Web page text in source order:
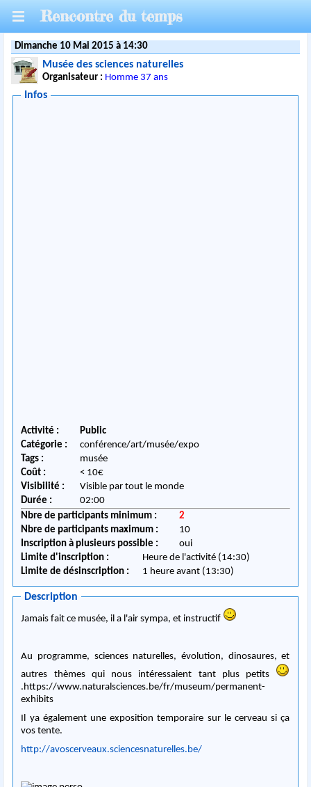
Rencontre du temps
Dimanche 10 Mai 2015 à 14:30
Musée des sciences naturelles
Organisateur : Homme 37 ans
Infos
Activité :
Public
Catégorie :
conférence/art/musée/expo
Tags :
musée
Coût :
< 10€
Visibilité :
Visible par tout le monde
Durée :
02:00
Nbre de participants minimum :
2
Nbre de participants maximum :
10
Inscription à plusieurs possible :
oui
Limite d'inscription :
Heure de l'activité (14:30)
Limite de désinscription :
1 heure avant (13:30)
Description
Jamais fait ce musée, il a l'air sympa, et instructif
Au programme, sciences naturelles, évolution, dinosaures, et
autres thèmes qui nous intéressaient tant plus petits
.https://www.naturalsciences.be/fr/museum/permanent-
exhibits
Il ya également une exposition temporaire sur le cerveau si ça
vos tente.
http://avoscerveaux.sciencesnaturelles.be/